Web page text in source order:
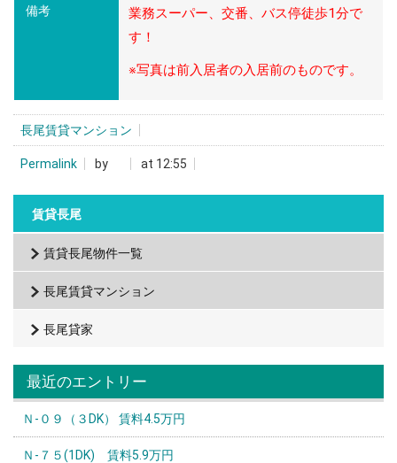
備考
業務スーパー、交番、バス停徒歩1分で
す！
※写真は前入居者の入居前のものです。
長尾賃貸マンション
Permalink by at 12:55
賃貸長尾
賃貸長尾物件一覧
長尾賃貸マンション
長尾貸家
最近のエントリー
Ｎ-０９（３DK） 賃料4.5万円
Ｎ-７５(1DK) 賃料5.9万円